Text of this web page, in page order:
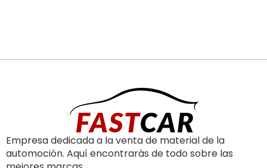
Empresa dedicada a la venta de material de la
automoción. Aquí encontrarás de todo sobre las